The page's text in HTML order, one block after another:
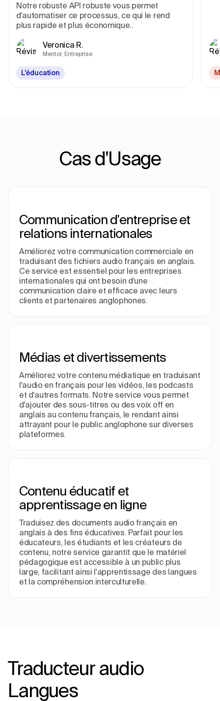
Notre robuste API robuste vous permet
d'automatiser ce processus, ce qui le rend
plus rapide et plus économique..
Veronica R.
Mentor, Entreprise
L'éducation
Cas d'Usage
Communication d'entreprise et
relations internationales
Améliorez votre communication commerciale en
traduisant des fichiers audio français en anglais.
Ce service est essentiel pour les entreprises
internationales qui ont besoin d'une
communication claire et efficace avec leurs
clients et partenaires anglophones.
Médias et divertissements
Améliorez votre contenu médiatique en traduisant
l'audio en français pour les vidéos, les podcasts
et d'autres formats. Notre service vous permet
d'ajouter des sous-titres ou des voix off en
anglais au contenu français, le rendant ainsi
attrayant pour le public anglophone sur diverses
plateformes.
Contenu éducatif et
apprentissage en ligne
Traduisez des documents audio français en
anglais à des fins éducatives. Parfait pour les
éducateurs, les étudiants et les créateurs de
contenu, notre service garantit que le matériel
pédagogique est accessible à un public plus
large, facilitant ainsi l'apprentissage des langues
et la compréhension interculturelle.
Traducteur audio
Langues